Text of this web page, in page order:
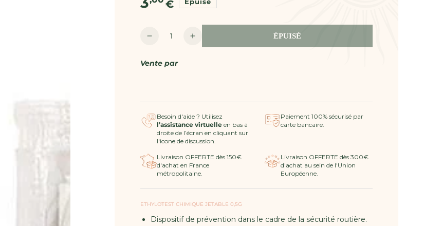
€
Quantité
Réduire
quantité
Jetable
Augmenter
Jetable
ÉPUISÉ
Vente par
Besoin d'aide ? Utilisez
l’assistance virtuelle en bas à
droite de l’écran en cliquant sur
l'icone de discussion.
Paiement 100% sécurisé par
carte bancaire.
Livraison OFFERTE dès 150€
d'achat en France
métropolitaine.
Livraison OFFERTE dès 300€
d'achat au sein de l'Union
Européenne.
ETHYLOTEST CHIMIQUE JETABLE 0,5G
Dispositif de prévention dans le cadre de la sécurité routière.